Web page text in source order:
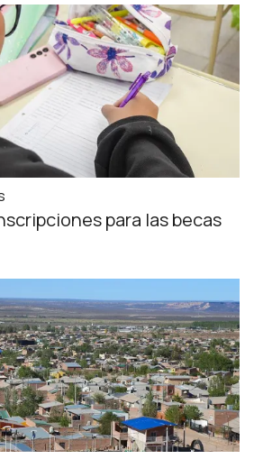
para las becas